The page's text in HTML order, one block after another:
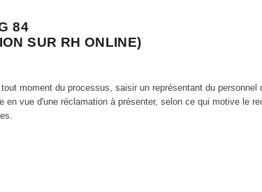
84
SUR RH ONLINE)
moment du processus, saisir un représentant du personnel
vue d'une réclamation à présenter, selon ce qui motive le